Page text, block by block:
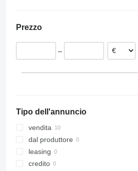
Prezzo
–
Tipo dell'annuncio
vendita
dal produttore
leasing
credito